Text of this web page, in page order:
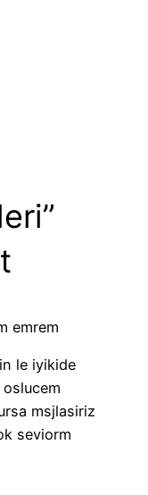
emrem
le iyikide
msjlasiriz
seviorm